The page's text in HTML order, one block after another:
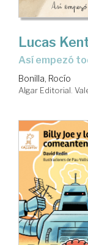
Lucas
Así empezó
Bonilla, Rocío
Algar Editorial.